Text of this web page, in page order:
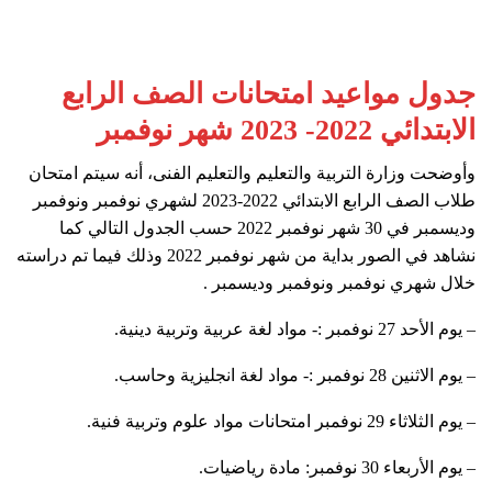
جدول مواعيد امتحانات الصف الرابع
الابتدائي 2022- 2023 شهر نوفمبر
وأوضحت وزارة التربية والتعليم والتعليم الفنى، أنه سيتم امتحان
طلاب الصف الرابع الابتدائي 2022-2023 لشهري نوفمبر ونوفمبر
وديسمبر في 30 شهر نوفمبر 2022 حسب الجدول التالي كما
نشاهد في الصور بداية من شهر نوفمبر 2022 وذلك فيما تم دراسته
خلال شهري نوفمبر ونوفمبر وديسمبر .
– يوم الأحد 27 نوفمبر :- مواد لغة عربية وتربية دينية.
– يوم الاثنين 28 نوفمبر :- مواد لغة انجليزية وحاسب.
– يوم الثلاثاء 29 نوفمبر امتحانات مواد علوم وتربية فنية.
– يوم الأربعاء 30 نوفمبر: مادة رياضيات.